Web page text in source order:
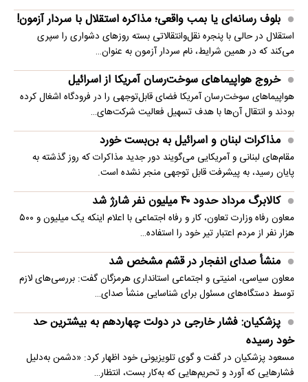
بلوف رسانه‌ای یا بمب واقعی؛ مذاکره استقلال با سردار آزمون!
استقلال در حالی با پنجره نقل‌وانتقالاتی بسته روزهای دشواری را سپری
می‌کند که در همین شرایط، نام سردار آزمون به عنوان…
خروج هواپیماهای سوخت‌رسان آمریکا از اسرائیل
هواپیماهای سوخت‌رسان آمریکا فضای قابل‌توجهی را در فرودگاه اشغال کرده
بودند و انتقال آن‌ها با هدف تسهیل فعالیت شرکت‌های…
مذاکرات لبنان و اسرائیل به بن‌بست خورد
مقام‌های لبنانی و آمریکایی می‌گویند دور جدید مذاکرات که روز گذشته به
پایان رسید، به پیشرفت قابل توجهی منجر نشده است.
کالابرگ مرداد حدود ۴۰‌ میلیون نفر شارژ شد
معاون رفاه وزارت تعاون، کار و رفاه اجتماعی با اعلام اینکه یک میلیون و ۵۰۰
هزار نفر از مردم اعتبار تیر خود را استفاده…
منشأ صدای انفجار در قشم مشخص شد
معاون سیاسی، امنیتی و اجتماعی استانداری هرمزگان گفت: بررسی‌های لازم
توسط دستگاه‌های مسئول برای شناسایی منشأ صدای…
پزشکیان: فشار خارجی در دولت چهاردهم به بیشترین حد
خود رسیده
مسعود پزشکیان در گفت و گوی تلویزیونی خود اظهار کرد: «دشمن به‌دلیل
فشارهایی که آورد و تحریم‌هایی که به‌کار بست، انتظار…